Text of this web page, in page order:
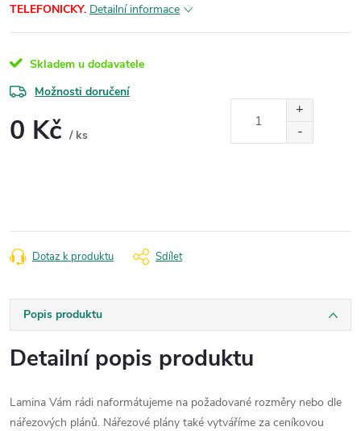
TELEFONICKY. Detailní informace
Skladem u dodavatele
Možnosti doručení
0 Kč / ks
Dotaz k produktu Sdílet
Popis produktu
Detailní popis produktu
Lamina Vám rádi naformátujeme na požadované rozměry nebo dle
nářezových plánů. Nářezové plány také vytváříme za ceníkovou